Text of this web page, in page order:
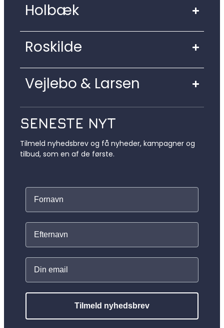
Holbæk
Roskilde
Vejlebo & Larsen
SENESTE NYT
Tilmeld nyhedsbrev og få nyheder, kampagner og
tilbud, som en af de første.
Tilmeld nyhedsbrev